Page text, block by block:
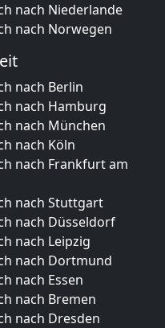
nach Niederlande
nach Norwegen
nach Berlin
nach Hamburg
nach München
nach Köln
nach Frankfurt am
nach Stuttgart
nach Düsseldorf
nach Leipzig
nach Dortmund
nach Essen
nach Bremen
nach Dresden